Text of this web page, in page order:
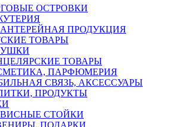
ОСТРОВКИ
ПРОДУКЦИЯ
ТОВАРЫ
ТОВАРЫ
ПАРФЮМЕРИЯ
СВЯЗЬ, АКСЕССУАРЫ
ПРОДУКТЫ
СТОЙКИ
ПОДАРКИ